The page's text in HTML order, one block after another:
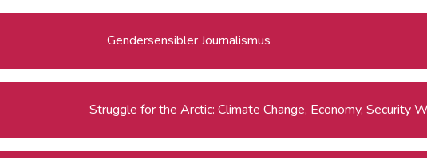
Gendersensibler Journalismus